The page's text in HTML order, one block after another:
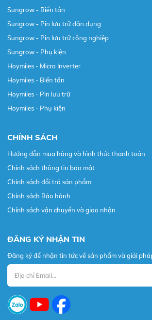
Sungrow - Biến tần
Sungrow - Pin lưu trữ dân dụng
Sungrow - Pin lưu trữ công nghiệp
Sungrow - Phụ kiện
Hoymiles - Micro Inverter
Hoymiles - Biến tần
Hoymiles - Pin lưu trữ
Hoymiles - Phụ kiện
CHÍNH SÁCH
Hướng dẫn mua hàng và hình thức thanh toán
Chính sách thông tin bảo mật
Chính sách đổi trả sản phẩm
Chính sách Bảo hành
Chính sách vận chuyển và giao nhận
ĐĂNG KÝ NHẬN TIN
Đăng ký để nhận tin tức về sản phẩm và giải